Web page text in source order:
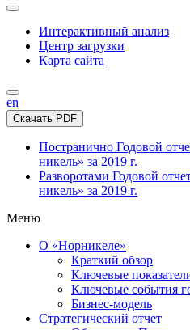
Интерактивный анализ
Центр загрузки
Карта сайта
en
Скачать PDF
Постранично Годовой
никель» за 2019 г.
Разворотами Годовой
никель» за 2019 г.
Меню
О «Норникеле»
Краткий обзор
Ключевые
Ключевые события
Бизнес-модель
Стратегический отчет